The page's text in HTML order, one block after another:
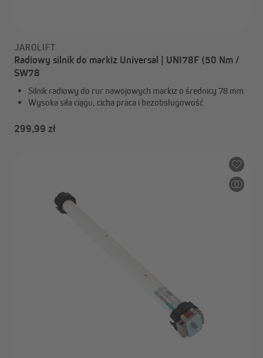
JAROLIFT
Radiowy silnik do markiz Universal | UNI78F (50 Nm /
SW78
Silnik radiowy do rur nawojowych markiz o średnicy 78 mm
Wysoka siła ciągu, cicha praca i bezobsługowość
299,99 zł